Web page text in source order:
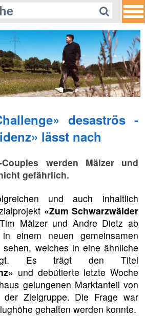
desaströs -
lässt nach
Couples werden Mälzer und
gefährlich.
und auch inhaltlich
«Zum Schwarzwälder
Mälzer und Andre Dietz ab
einem neuen gemeinsamen
sehen, welches in eine ähnliche
Es trägt den Titel
und debütierte letzte Woche
gelungenen Marktanteil von
Zielgruppe. Die Frage war
gehalten werden konnte.